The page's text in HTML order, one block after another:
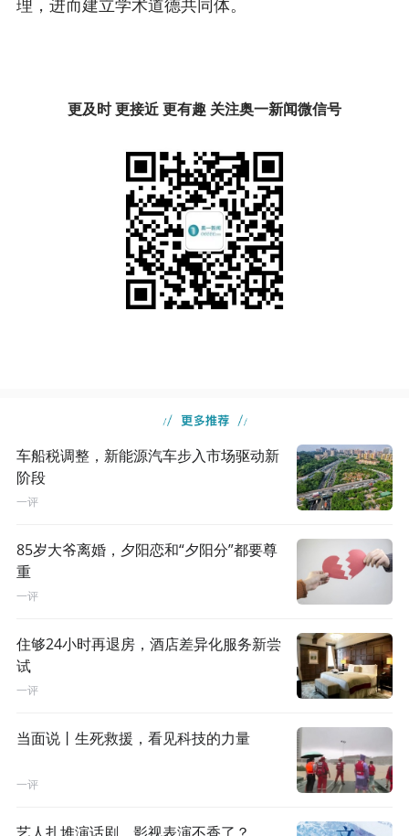
理，进而建立学术道德共同体。
更及时 更接近 更有趣 关注奥一新闻微信号
车船税调整，新能源汽车步入市场驱动新
阶段
一评
85岁大爷离婚，夕阳恋和“夕阳分”都要尊
重
一评
住够24小时再退房，酒店差异化服务新尝
试
一评
当面说丨生死救援，看见科技的力量
一评